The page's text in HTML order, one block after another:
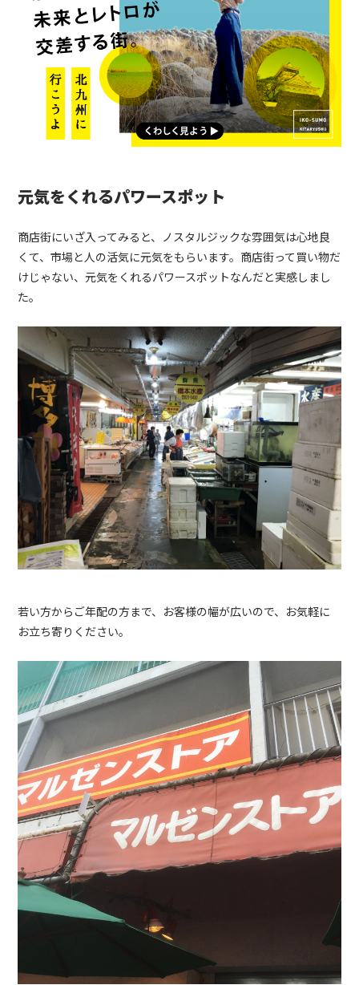
元気をくれるパワースポット
商店街にいざ入ってみると、ノスタルジックな雰囲気は心地良
くて、市場と人の活気に元気をもらいます。商店街って買い物だ
けじゃない、元気をくれるパワースポットなんだと実感しまし
た。
若い方からご年配の方まで、お客様の幅が広いので、お気軽に
お立ち寄りください。